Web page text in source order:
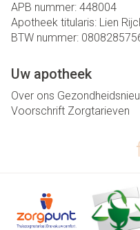
APB nummer: 448004
Apotheek titularis: Lien
BTW nummer:
Uw apotheek
Over ons
Voorschrift Zorgtarieven